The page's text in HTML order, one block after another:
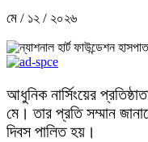
মে / ১২ / ২০২৬
আধুনিক নার্সিংয়ের
মে। তার প্রতি সম্মান
দিবস পালিত হয়।